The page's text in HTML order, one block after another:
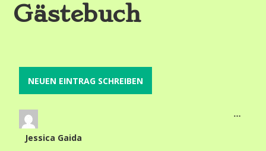
Gästebuch
Jessica Gaida
…